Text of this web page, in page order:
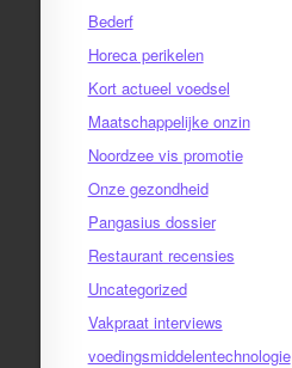
Bederf
Horeca perikelen
Kort actueel voedsel
Maatschappelijke onzin
Noordzee vis promotie
Onze gezondheid
Pangasius dossier
Restaurant recensies
Uncategorized
Vakpraat interviews
voedingsmiddelentechnologie